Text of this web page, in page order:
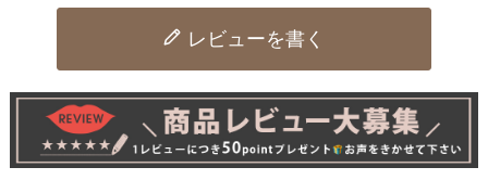
レビューを書く